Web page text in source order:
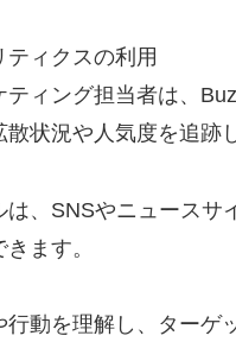
ィクスの利用
ティング担当者は、
状況や人気度を追跡
は、SNSやニュース
ます。
動を理解し、ターゲ